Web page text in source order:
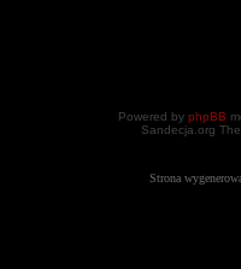
Powered by phpBB
Sandecja.org
Strona